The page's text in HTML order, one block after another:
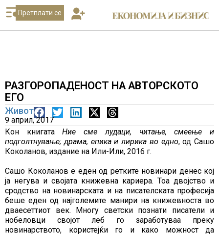
Претплати се
РАЗГОРОПАДЕНОСТ НА АВТОРСКОТО
ЕГО
Живот
9 април, 2017
Кон книгатаНие сме лудаци, читање, смеење и
подголтнување; драма, епика и лирика во едно, од Сашо
Коколанов, издание на Или-Или, 2016 г.
Сашо Коколанов е еден од ретките новинари денес кој
ја негува и својата книжевна кариера. Тоа двојство и
сродство на новинарската и на писателската професија
беше еден од најголемите манири на книжевноста во
дваесеттиот век. Многу светски познати писатели и
нобеловци својот леб го заработуваа преку
новинарството, користејќи го и како можност да